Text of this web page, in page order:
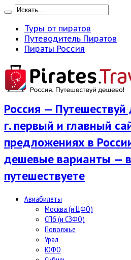
Туры от пиратов
Путеводитель Пиратов
Пираты Россия
Россия —
г. первый и главный
предложениях в
дешевые варианты —
путешествуете
Авиабилеты
Москва (и ЦФО)
СПб (и СЗФО)
Поволжье
Урал
ЮФО